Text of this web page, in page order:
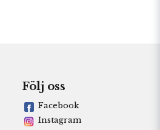
Följ oss
Facebook
Instagram